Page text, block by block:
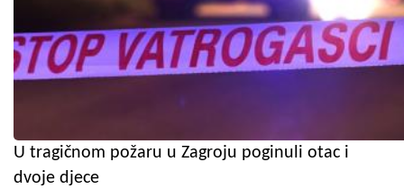
U tragičnom požaru u Zagroju poginuli otac i
dvoje djece